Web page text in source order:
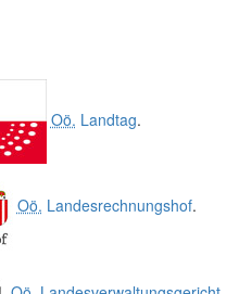
Oö. Landtag.
Oö. Landesrechnungshof.